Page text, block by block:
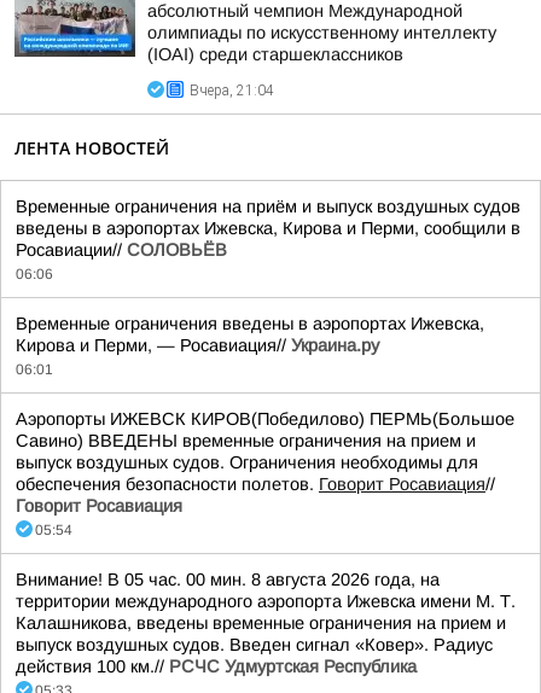
абсолютный чемпион Международной
олимпиады по искусственному интеллекту
(IOAI) среди старшеклассников
Вчера, 21:04
ЛЕНТА НОВОСТЕЙ
Временные ограничения на приём и выпуск воздушных судов
введены в аэропортах Ижевска, Кирова и Перми, сообщили в
Росавиации// СОЛОВЬЁВ
06:06
Временные ограничения введены в аэропортах Ижевска,
Кирова и Перми, — Росавиация// Украина.ру
06:01
Аэропорты ИЖЕВСК КИРОВ(Победилово) ПЕРМЬ(Большое
Савино) ВВЕДЕНЫ временные ограничения на прием и
выпуск воздушных судов. Ограничения необходимы для
обеспечения безопасности полетов. Говорит Росавиация//
Говорит Росавиация
05:54
Внимание! В 05 час. 00 мин. 8 августа 2026 года, на
территории международного аэропорта Ижевска имени М. Т.
Калашникова, введены временные ограничения на прием и
выпуск воздушных судов. Введен сигнал «Ковер». Радиус
действия 100 км.// РСЧС Удмуртская Республика